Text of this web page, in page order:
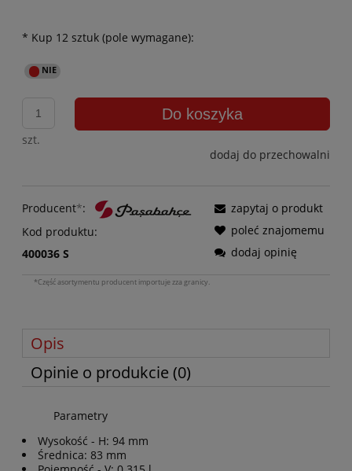
* Kup 12 sztuk (pole wymagane):
szt.
Do koszyka
dodaj do przechowalni
Producent*:
Kod produktu:
400036 S
zapytaj o produkt
poleć znajomemu
dodaj opinię
*Część asortymentu producent importuje zza granicy.
Opis
Opinie o produkcie (0)
Parametry
Wysokość - H: 94 mm
Średnica: 83 mm